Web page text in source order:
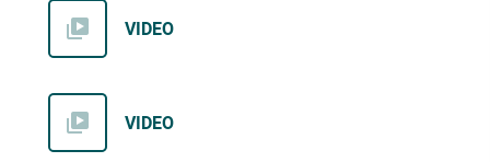
VIDEO
VIDEO